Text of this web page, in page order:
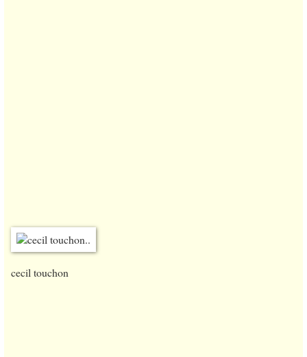
cecil touchon